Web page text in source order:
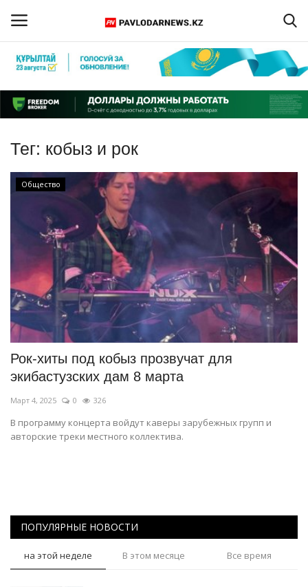
Регистрация
Главная
Обратная связь
ПАВЛОДАРСКАЯ ОБЛАСТЬ
КАЗАХСТАН
МИР
СПЕЦПРОЕКТЫ
СПОРТ
Чек-лист
РАЗВЛЕЧЕНИЯ
OFFICIAL
Қазақша Русский
Тег: кобыз и рок
Общество
Рок-хиты под кобыз прозвучат для
экибастузских дам 8 марта
Март 4, 2025 0 326
В программу концерта войдут каверы зарубежных групп и
авторские треки местного коллектива.
ПОПУЛЯРНЫЕ НОВОСТИ
на этой неделе В этом месяце Все время